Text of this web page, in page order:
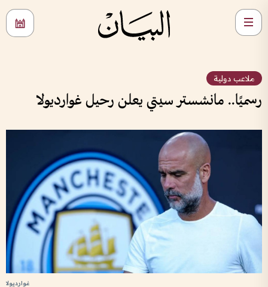
ملاعب دولية
رسميًا.. مانشستر سيتي يعلن رحيل غوارديولا
غوارديولا